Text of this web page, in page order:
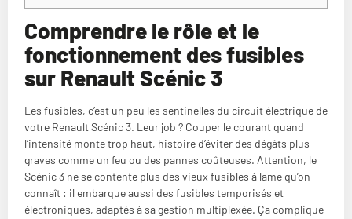
Comprendre le rôle et le
fonctionnement des fusibles
sur Renault Scénic 3
Les fusibles, c’est un peu les sentinelles du circuit électrique de
votre Renault Scénic 3. Leur job ? Couper le courant quand
l’intensité monte trop haut, histoire d’éviter des dégâts plus
graves comme un feu ou des pannes coûteuses. Attention, le
Scénic 3 ne se contente plus des vieux fusibles à lame qu’on
connaît : il embarque aussi des fusibles temporisés et
électroniques, adaptés à sa gestion multiplexée. Ça complique